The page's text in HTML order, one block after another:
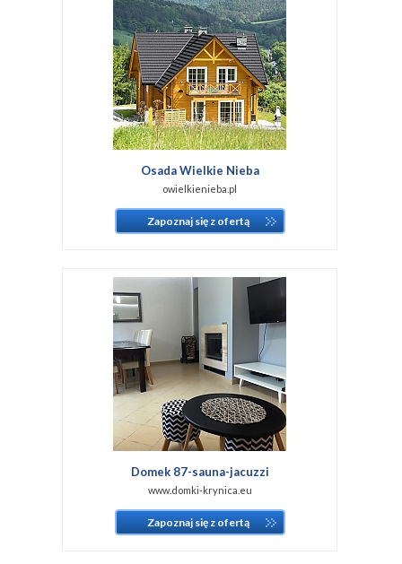
Osada Wielkie Nieba
owielkienieba.pl
Zapoznaj się z ofertą
Domek 87-sauna-jacuzzi
www.domki-krynica.eu
Zapoznaj się z ofertą